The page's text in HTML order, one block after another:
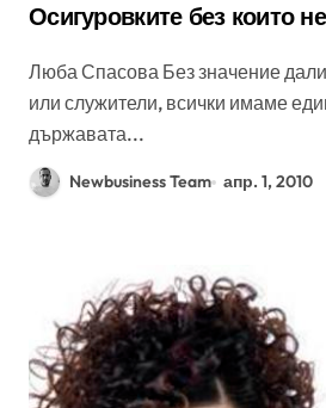
Осигуровките без които
Люба Спасова Без значение дали сме работодатели
или служители, всички имаме
държавата...
Newbusiness Team апр. 1, 2010